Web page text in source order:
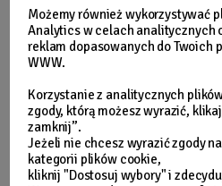
Możemy również wykorzystywać
Analytics w celach analitycznych
reklam dopasowanych do Twoich
WWW.
Korzystanie z analitycznych
zgody, którą możesz wyrazić,
zamknij”.
Jeżeli nie chcesz wyrazić zgody
kategorii plików cookie,
kliknij "Dostosuj wybory" i